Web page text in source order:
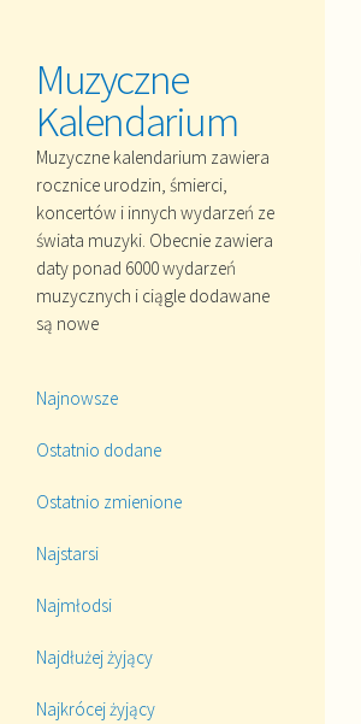
Muzyczne
Kalendarium
Muzyczne kalendarium zawiera
rocznice urodzin, śmierci,
koncertów i innych wydarzeń ze
świata muzyki. Obecnie zawiera
daty ponad 6000 wydarzeń
muzycznych i ciągle dodawane
są nowe
Najnowsze
Ostatnio dodane
Ostatnio zmienione
Najstarsi
Najmłodsi
Najdłużej żyjący
Najkrócej żyjący